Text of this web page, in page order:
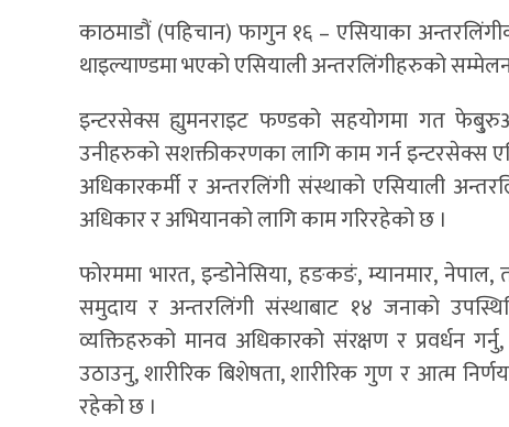
काठमाडौं (पहिचान) फागुन १६ – एसियाका
थाइल्याण्डमा भएको एसियाली अन्तरलिंगीहरुको
इन्टरसेक्स ह्युमनराइट फण्डको सहयोगमा गत
उनीहरुको सशक्तीकरणका लागि काम गर्न इन्टरसेक्स
अधिकारकर्मी र अन्तरलिंगी संस्थाको एसियाली
अधिकार र अभियानको लागि काम गरिरहेको छ ।
फोरममा भारत, इन्डोनेसिया, हङकङं, म्यानमार, नेपाल,
समुदाय र अन्तरलिंगी संस्थाबाट १४ जनाको
व्यक्तिहरुको मानव अधिकारको संरक्षण र प्रवर्धन
उठाउनु, शारीरिक बिशेषता, शारीरिक गुण र आत्म
रहेको छ ।